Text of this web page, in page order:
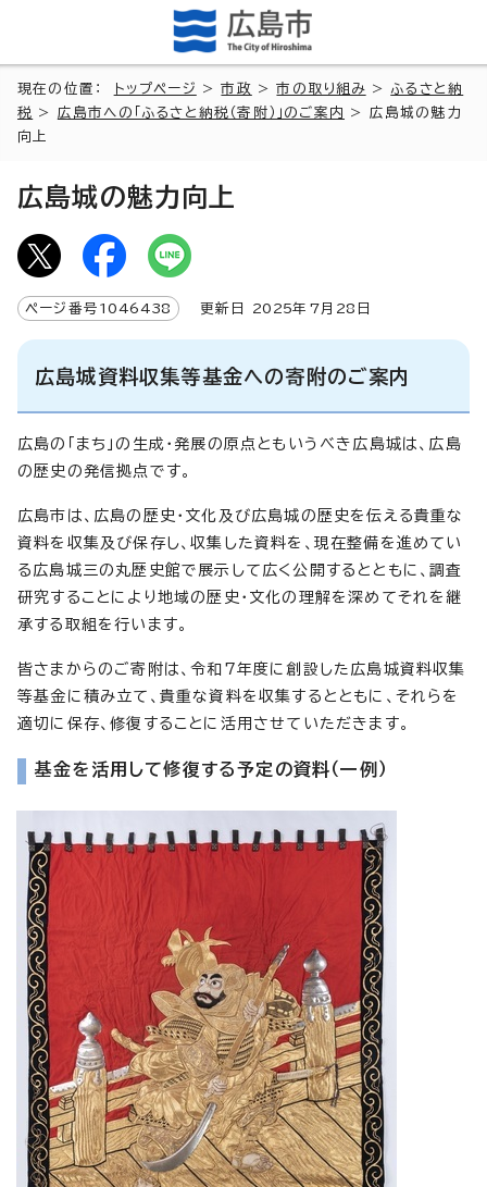
現在の位置： トップページ >市政 >市の取り組み > ふるさと納
税
> 広島市への「ふるさと納税（寄附）」のご案内
> 広島城の魅力
向上
広島城の魅力向上
ページ番号 1046438 更新日 2025年7月 28 日
広島城資料収集等基金への寄附のご案内
広島の「まち」の生成・発展の原点ともいうべき広島城は、広島
の歴史の発信拠点です。
広島市は、広島の歴史・文化及び広島城の歴史を伝える貴重な
資料を収集及び保存し、収集した資料を、現在整備を進めてい
る広島城三の丸歴史館で展示して広く公開するとともに、調査
研究することにより地域の歴史・文化の理解を深めてそれを継
承する取組を行います。
皆さまからのご寄附は、令和7年度に創設した広島城資料収集
等基金に積み立て、貴重な資料を収集するとともに、それらを
適切に保存、修復することに活用させていただきます。
基金を活用して修復する予定の資料（一例）